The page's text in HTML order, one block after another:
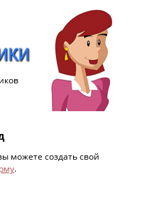
можете создать свой
.